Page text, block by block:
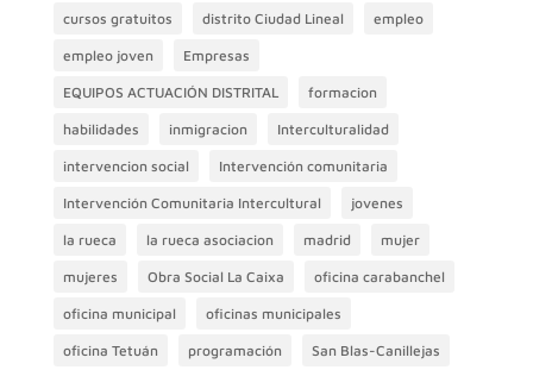
cursos gratuitos distrito Ciudad Lineal empleo
empleo joven Empresas
EQUIPOS ACTUACIÓN DISTRITAL formacion
habilidades inmigracion Interculturalidad
intervencion social Intervención comunitaria
Intervención Comunitaria Intercultural jovenes
la rueca la rueca asociacion madrid mujer
mujeres Obra Social La Caixa oficina carabanchel
oficina municipal oficinas municipales
oficina Tetuán programación San Blas-Canillejas